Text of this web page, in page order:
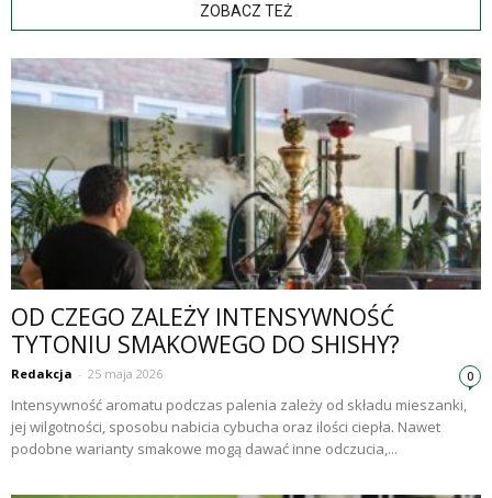
ZOBACZ TEŻ
OD CZEGO ZALEŻY INTENSYWNOŚĆ
TYTONIU SMAKOWEGO DO SHISHY?
Redakcja - 25 maja 2026 0
Intensywność aromatu podczas palenia zależy od składu mieszanki,
jej wilgotności, sposobu nabicia cybucha oraz ilości ciepła. Nawet
podobne warianty smakowe mogą dawać inne odczucia,...